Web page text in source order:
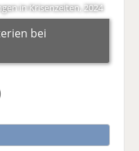
in Krisenzeiten, 2024
bei